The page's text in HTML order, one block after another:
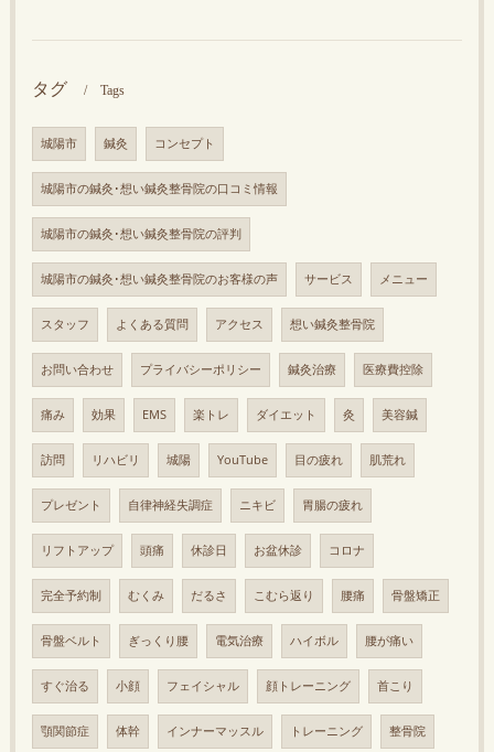
タグ Tags
城陽市 鍼灸 コンセプト
城陽市の鍼灸･想い鍼灸整骨院の口コミ情報
城陽市の鍼灸･想い鍼灸整骨院の評判
城陽市の鍼灸･想い鍼灸整骨院のお客様の声 サービス メニュー
スタッフ よくある質問 アクセス 想い鍼灸整骨院
お問い合わせ プライバシーポリシー 鍼灸治療 医療費控除
痛み 効果 EMS 楽トレ ダイエット 灸 美容鍼
訪問 リハビリ 城陽 YouTube 目の疲れ 肌荒れ
プレゼント 自律神経失調症 ニキビ 胃腸の疲れ
リフトアップ 頭痛 休診日 お盆休診 コロナ
完全予約制 むくみ だるさ こむら返り 腰痛 骨盤矯正
骨盤ベルト ぎっくり腰 電気治療 ハイボル 腰が痛い
すぐ治る 小顔 フェイシャル 顔トレーニング 首こり
顎関節症 体幹 インナーマッスル トレーニング 整骨院